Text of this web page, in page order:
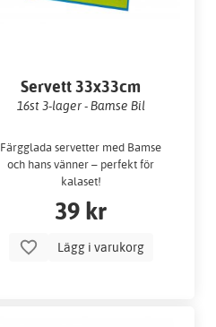
Servett 33x33cm
16st 3-lager - Bamse Bil
Färgglada servetter med Bamse
och hans vänner – perfekt för
kalaset!
39 kr
Lägg i varukorg